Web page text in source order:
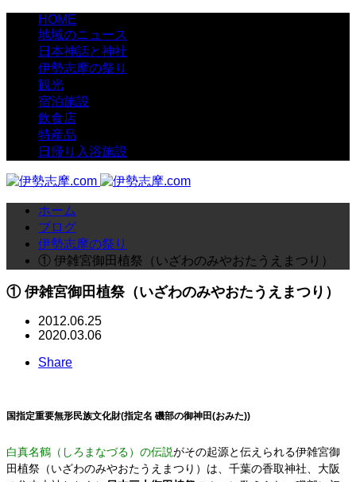
HOME
地域のニュース
日本神話と神社
伊勢志摩の祭り
観光
宿泊施設
飲食店
特産品
日帰り入浴施設
ホーム
ブログ
伊勢志摩の祭り
① 伊雑宮御田植祭（いざわのみやおたうえまつり）
① 伊雑宮御田植祭（いざわのみやおたうえまつり）
2012.06.25
2020.03.06
Share
国指定重要無形民族文化財(指定名 磯部の御神田(おみた))
白真名鶴（しろまなづる）の伝説がその起源と伝えられる伊雑宮御
田植祭（いざわのみやおたうえまつり）は、千葉の香取神社、大阪